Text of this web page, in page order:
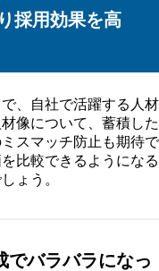
採用効果を高
、自社で活躍する人材
像について、蓄積した
スマッチ防止も期待で
比較できるようになる
ょう。
でバラバラになっ